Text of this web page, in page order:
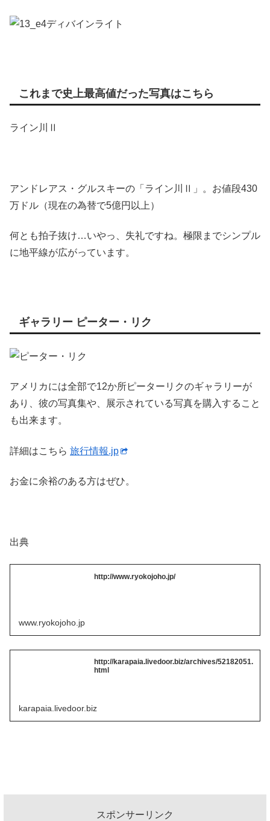
ディバインライト
これまで史上最高値だった写真はこちら
ライン川Ⅱ
アンドレアス・グルスキーの「ライン川Ⅱ」。お値段430
万ドル（現在の為替で5億円以上）
何とも拍子抜け…いやっ、失礼ですね。極限までシンプル
に地平線が広がっています。
ギャラリー ピーター・リク
アメリカには全部で12か所ピーターリクのギャラリーが
あり、彼の写真集や、展示されている写真を購入すること
も出来ます。
詳細はこちら 旅行情報.jp
お金に余裕のある方はぜひ。
出典
http://www.ryokojoho.jp/
www.ryokojoho.jp
http://karapaia.livedoor.biz/archives/52182051.
html
karapaia.livedoor.biz
スポンサーリンク